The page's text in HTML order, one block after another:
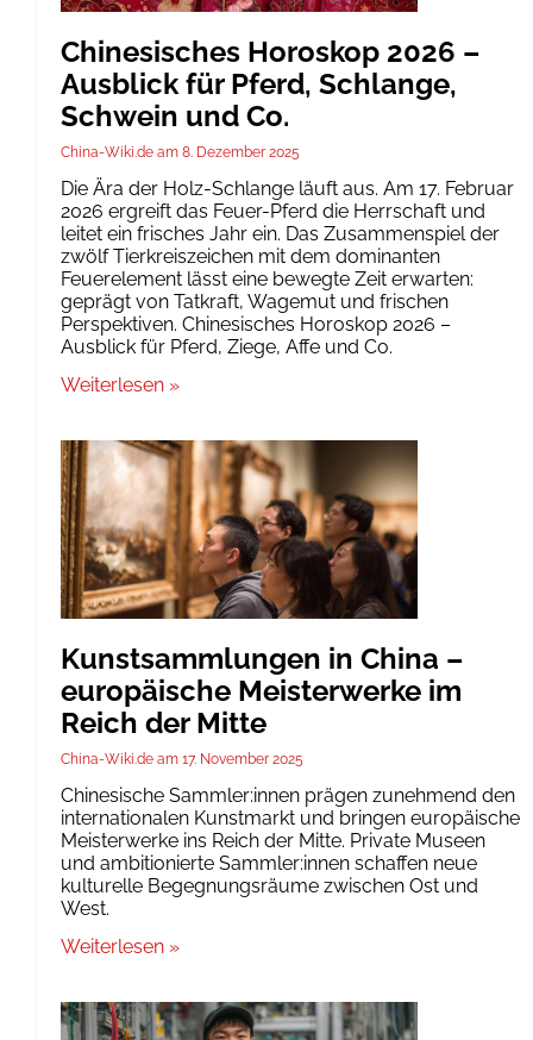
Chinesisches Horoskop 2026 –
Ausblick für Pferd, Schlange,
Schwein und Co.
China-Wiki.de 8. Dezember 2025
Die Ära der Holz-Schlange läuft aus. Am 17. Februar
2026 ergreift das Feuer-Pferd die Herrschaft und
leitet ein frisches Jahr ein. Das Zusammenspiel der
zwölf Tierkreiszeichen mit dem dominanten
Feuerelement lässt eine bewegte Zeit erwarten:
geprägt von Tatkraft, Wagemut und frischen
Perspektiven. Chinesisches Horoskop 2026 –
Ausblick für Pferd, Ziege, Affe und Co.
Weiterlesen »
Kunstsammlungen in China –
europäische Meisterwerke im
Reich der Mitte
China-Wiki.de 17. November 2025
Chinesische Sammler:innen prägen zunehmend den
internationalen Kunstmarkt und bringen europäische
Meisterwerke ins Reich der Mitte. Private Museen
und ambitionierte Sammler:innen schaffen neue
kulturelle Begegnungsräume zwischen Ost und
West.
Weiterlesen »